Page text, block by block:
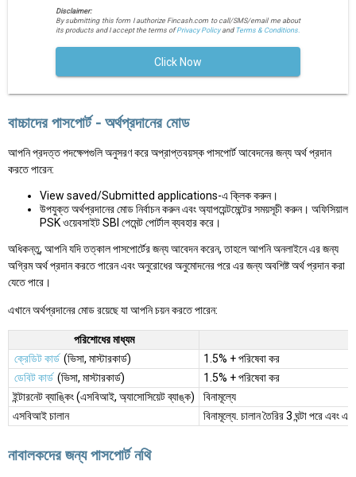
Disclaimer:
By submitting this form I authorize Fincash.com to call/SMS/email me about
its products and I accept the terms ofPrivacy Policyand Terms & Conditions.
Click Now
বাচ্চাদের পাসপোর্ট - অর্থপ্রদানের মোড
আপনি প্রদত্ত পদক্ষেপগুলি অনুসরণ করে অপ্রাপ্তবয়স্ক পাসপোর্ট আবেদনের জন্য অর্থ প্রদান
করতে পারেন:
View saved/Submitted applications-এ ক্লিক করুন।
উপযুক্ত অর্থপ্রদানের মোড নির্বাচন করুন এবং অ্যাপয়েন্টমেন্টের সময়সূচী করুন। অফিসিয়াল
PSK ওয়েবসাইট SBI পেমেন্ট পোর্টাল ব্যবহার করে।
অধিকন্তু, আপনি যদি তত্কাল পাসপোর্টের জন্য আবেদন করেন, তাহলে আপনি অনলাইনে এর জন্য
অগ্রিম অর্থ প্রদান করতে পারেন এবং অনুরোধের অনুমোদনের পরে এর জন্য অবশিষ্ট অর্থ প্রদান করা
যেতে পারে।
এখানে অর্থপ্রদানের মোড রয়েছে যা আপনি চয়ন করতে পারেন:
পরিশোধের মাধ্যম
ক্রেডিট কার্ড (ভিসা, মাস্টারকার্ড)
1.5% + পরিষেবা কর
ডেবিট কার্ড (ভিসা, মাস্টারকার্ড)
1.5% + পরিষেবা কর
ইন্টারনেট ব্যাঙ্কিং (এসবিআই, অ্যাসোসিয়েট ব্যাঙ্ক)
বিনামূল্যে
এসবিআই চালান
বিনামূল্যে. চালান তৈরির 3 ঘন্টা পরে
নাবালকদের জন্য পাসপোর্ট নথি